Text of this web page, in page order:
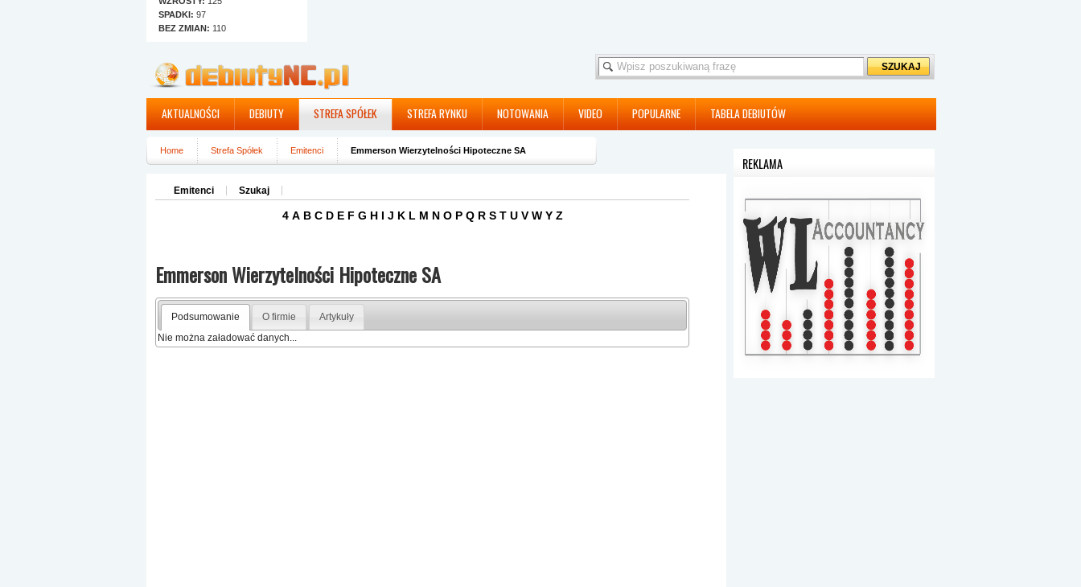
SPADKI: 97
BEZ ZMIAN: 110
AKTUALNOŚCI DEBIUTY STREFA SPÓŁEK STREFA RYNKU NOTOWANIA VIDEO POPULARNE TABELA DEBIUTÓW
Home Strefa Spółek Emitenci Emmerson Wierzytelności Hipoteczne SA
Emitenci Szukaj
4 A B C D E F G H I J K L M N O P Q R S T U V W Y Z
Emmerson Wierzytelności Hipoteczne SA
Podsumowanie O firmie
Artykuły
Nie można załadować danych...
REKLAMA